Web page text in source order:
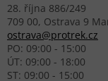
28. října 886/249
709 00, Ostrava 9
ostrava@protrek.cz
PO: 09:00 - 15:00
ÚT: 09:00 - 18:00
ST: 09:00 - 15:00